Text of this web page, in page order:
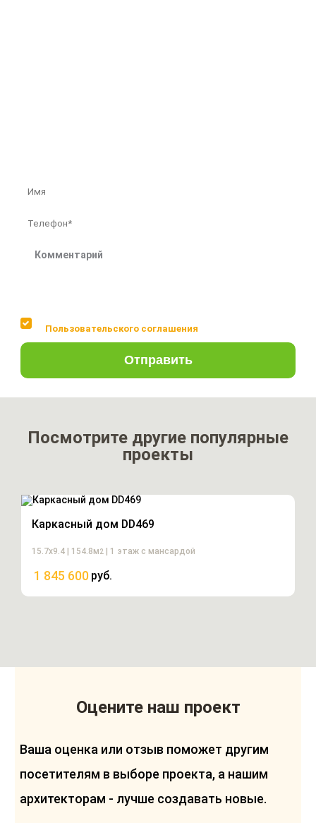
Пользовательского соглашения
Отправить
Посмотрите другие популярные
проекты
Каркасный дом DD469
15.7х9.4 | 154.8м2 | 1 этаж с мансардой
1 845 600 руб.
Оцените наш проект
Ваша оценка или отзыв поможет другим
посетителям в выборе проекта, а нашим
архитекторам - лучше создавать новые.